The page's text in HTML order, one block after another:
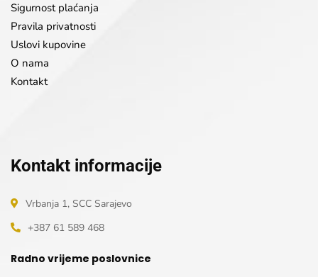
Sigurnost plaćanja
Pravila privatnosti
Uslovi kupovine
O nama
Kontakt
Kontakt informacije
Vrbanja 1, SCC Sarajevo
+387 61 589 468
Radno vrijeme poslovnice